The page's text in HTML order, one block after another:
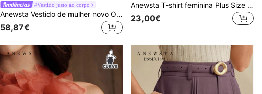
#Vestido justo ao corpo
Anewsta Vestido de mulher novo Outono/Inverno com franjas de diamantes brilhantes e enfeites pesados, verde militar, Primavera/Verão, vestido de gala elegante para banquete, vestido de festa, vestido de baile; vestido de festa; vestido de lantejoulas;
58,87€
Anewsta T-shirt feminina Plus Size elegante azul-marinho, 95% algodão, manga curta, gola redonda, ajustada, com decoração floral de lantejoulas, estilo de verão
23,00€